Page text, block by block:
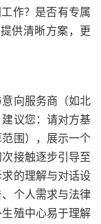
作？是否有专属
供清晰方案，更
向服务商（如北
议您：请对方基
围），展示一个
接触逐步引导至
的理解与对话设
个人需求与法律
殖中心易于理解